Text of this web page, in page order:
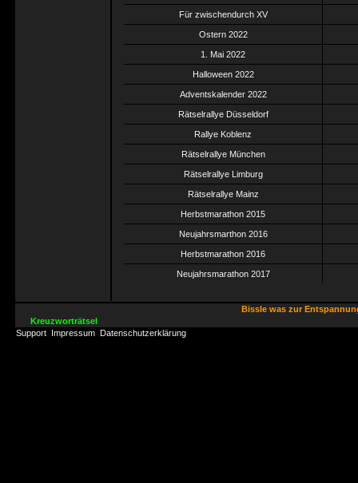
Für zwischendurch XV
Ostern 2022
1. Mai 2022
Halloween 2022
Adventskalender 2022
Rätselrallye Düsseldorf
Rallye Koblenz
Rätselrallye München
Rätselrallye Limburg
Rätselrallye Mainz
Herbstmarathon 2015
Neujahrsmarthon 2016
Herbstmarathon 2016
Neujahrsmarathon 2017
Bissle was zur
Kreuzworträtsel
Support Impressum Datenschutzerklärung